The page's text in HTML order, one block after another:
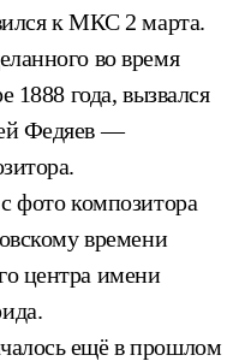
к МКС 2 марта.
во время
1888 года, вызвался
Федяев —
фото композитора
времени
центра имени
ещё в прошлом